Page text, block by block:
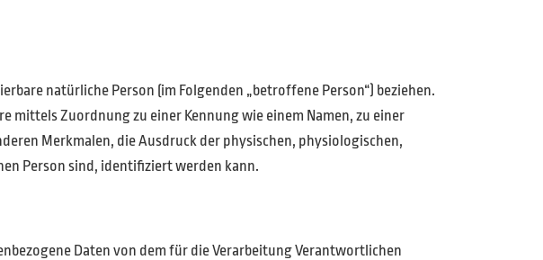
natürliche Person (im Folgenden „betroffene Person“) beziehen.
Zuordnung zu einer Kennung wie einem Namen, zu einer
Merkmalen, die Ausdruck der physischen, physiologischen,
Person sind, identifiziert werden kann.
Daten von dem für die Verarbeitung Verantwortlichen